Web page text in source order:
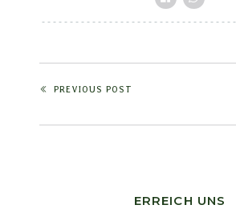
PREVIOUS POST
ERREICH UNS